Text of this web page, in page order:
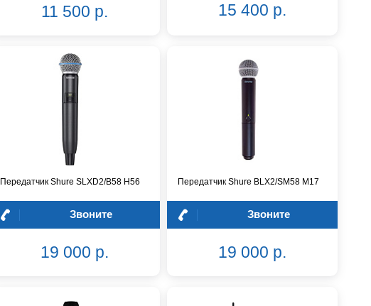
11 500 р. 15 400 р.
Передатчик Shure SLXD2/B58 H56
Звоните
19 000 р.
Передатчик Shure BLX2/SM58 M17
Звоните
19 000 р.